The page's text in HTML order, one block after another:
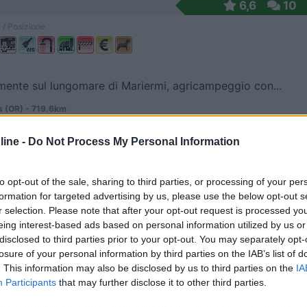
- Do Not Process My Personal Information
opt-out of the sale, sharing to third parties, or processing of your
for targeted advertising by us, please use the below opt-out
selection. Please note that after your opt-out request is processed
interest-based ads based on personal information utilized by us
to third parties prior to your opt-out. You may separately
of your personal information by third parties on the IAB’s list of
This information may also be disclosed by us to third parties on the
Participants that may further disclose it to other third parties.
6,6 10
sul lungomare di Mariermi, agricampeggio con...
(OR) - 719.6km
sterrato in riva al mare, tra Putzu Idu e Is Aru...
(OR) - 719.6km
Mari Ermi